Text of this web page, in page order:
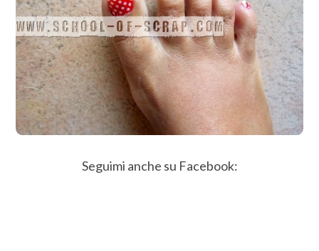
Seguimi anche su Facebook: